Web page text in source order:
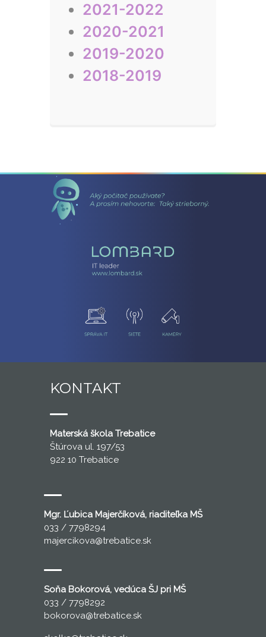
2021-2022
2020-2021
2019-2020
2018-2019
KONTAKT
Materská škola Trebatice
Štúrova ul. 197/53
922 10 Trebatice
Mgr. Ľubica Majerčíková, riaditeľka MŠ
033 / 7798294
majercikova@trebatice.sk
Soňa Bokorová, vedúca ŠJ pri MŠ
033 / 7798292
bokorova@trebatice.sk